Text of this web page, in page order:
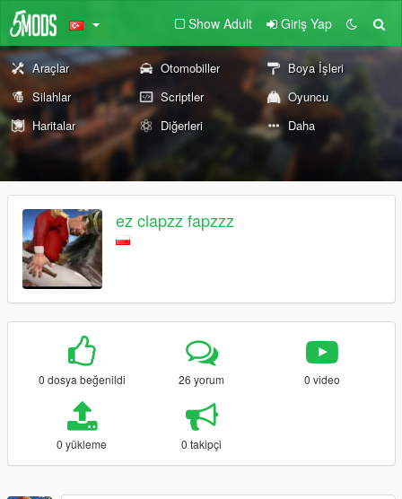
Show Adult Giriş Yap
Araçlar Otomobiller
Boya İşleri
Silahlar
Scriptler
Oyuncu
Haritalar
Diğerleri Daha
ez clapzz fapzzz
0 dosya beğenildi 26 yorum 0 video
0 yükleme 0 takipçi